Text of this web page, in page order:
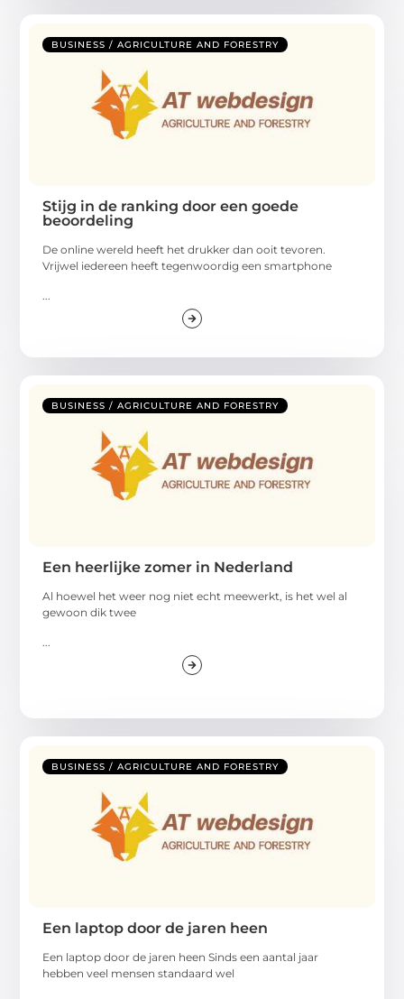
BUSINESS / AGRICULTURE AND FORESTRY
Stijg in de ranking door een goede
beoordeling
De online wereld heeft het drukker dan ooit tevoren.
Vrijwel iedereen heeft tegenwoordig een smartphone
BUSINESS / AGRICULTURE AND FORESTRY
Een heerlijke zomer in Nederland
Al hoewel het weer nog niet echt meewerkt, is het wel al
gewoon dik twee
BUSINESS / AGRICULTURE AND FORESTRY
Een laptop door de jaren heen
Een laptop door de jaren heen Sinds een aantal jaar
hebben veel mensen standaard wel